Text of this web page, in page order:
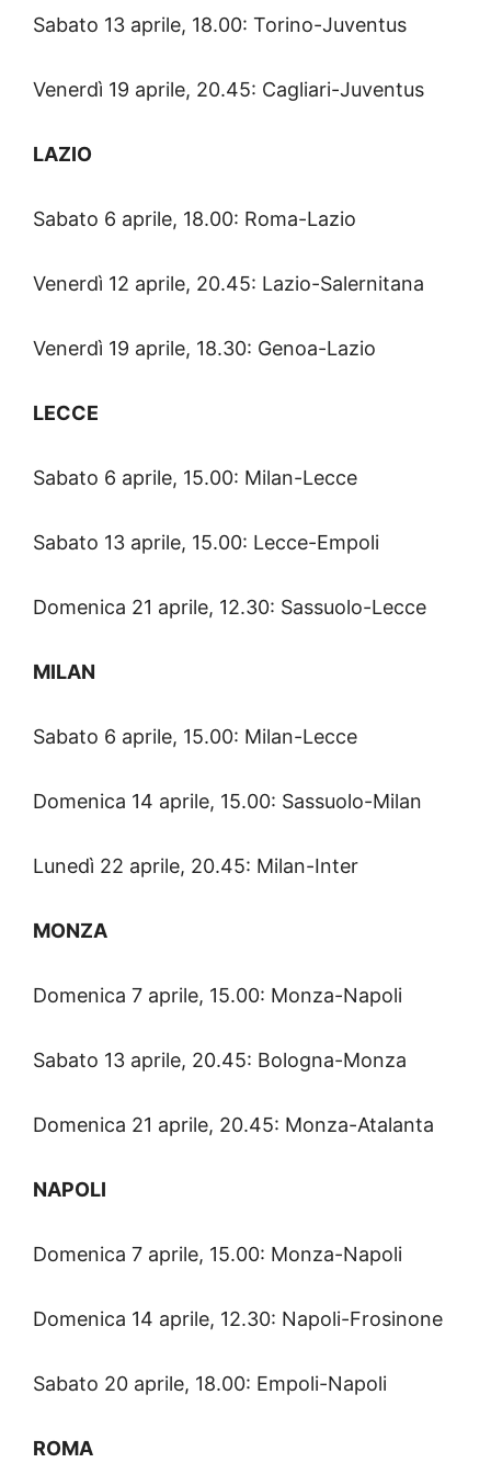
Sabato 13 aprile, 18.00: Torino-Juventus
Venerdì 19 aprile, 20.45: Cagliari-Juventus
LAZIO
Sabato 6 aprile, 18.00: Roma-Lazio
Venerdì 12 aprile, 20.45: Lazio-Salernitana
Venerdì 19 aprile, 18.30: Genoa-Lazio
LECCE
Sabato 6 aprile, 15.00: Milan-Lecce
Sabato 13 aprile, 15.00: Lecce-Empoli
Domenica 21 aprile, 12.30: Sassuolo-Lecce
MILAN
Sabato 6 aprile, 15.00: Milan-Lecce
Domenica 14 aprile, 15.00: Sassuolo-Milan
Lunedì 22 aprile, 20.45: Milan-Inter
MONZA
Domenica 7 aprile, 15.00: Monza-Napoli
Sabato 13 aprile, 20.45: Bologna-Monza
Domenica 21 aprile, 20.45: Monza-Atalanta
NAPOLI
Domenica 7 aprile, 15.00: Monza-Napoli
Domenica 14 aprile, 12.30: Napoli-Frosinone
Sabato 20 aprile, 18.00: Empoli-Napoli
ROMA